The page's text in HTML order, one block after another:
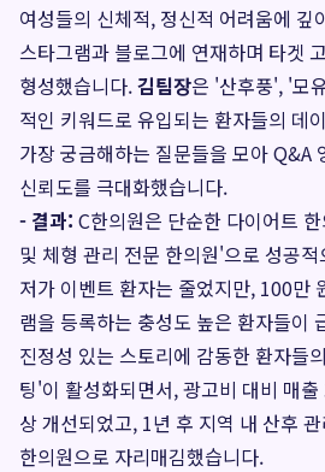
여성들의 신체적, 정신적 어려움에 깊
스타그램과 블로그에 연재하며 타겟
형성했습니다.김팀장은 '산후풍', '모
적인 키워드로 유입되는 환자들의 데
가장 궁금해하는 질문들을 모아 Q&A
신뢰도를 극대화했습니다.
- 결과: C한의원은 단순한 다이어트
및 체형 관리 전문 한의원'으로 성공
저가 이벤트 환자는 줄었지만, 100만
램을 등록하는 충성도 높은 환자들이
진정성 있는 스토리에 감동한 환자들
팅'이 활성화되면서, 광고비 대비 매
상 개선되었고, 1년 후 지역 내 산후
한의원으로 자리매김했습니다.